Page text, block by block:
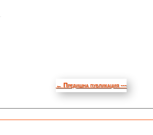
← Предишна публикация ---